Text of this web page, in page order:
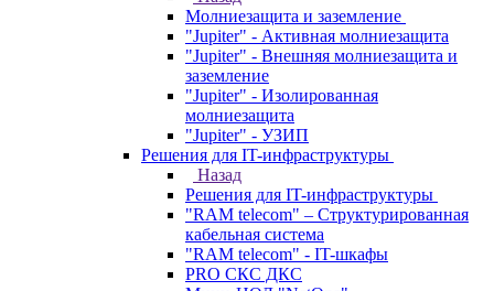
Молниезащита и заземление
"Jupiter" - Активная молниезащита
"Jupiter" - Внешняя молниезащита и
заземление
"Jupiter" - Изолированная
молниезащита
"Jupiter" - УЗИП
Решения для IT-инфраструктуры
Назад
Решения для IT-инфраструктуры
"RAM telecom" – Структурированная
кабельная система
"RAM telecom" - IT-шкафы
PRO СКС ДКС